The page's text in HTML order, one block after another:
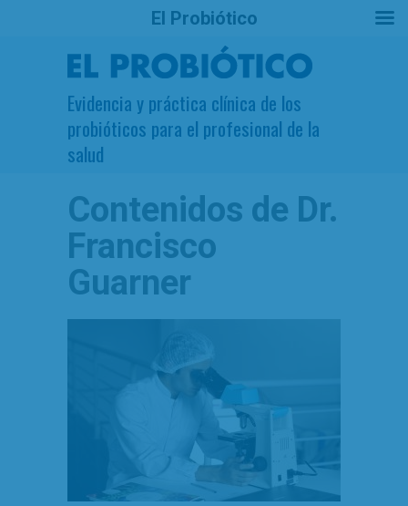
Evidencia y práctica clínica de los
probióticos para el profesional de la
salud
Contenidos de Dr.
Francisco
Guarner
El Probiótico